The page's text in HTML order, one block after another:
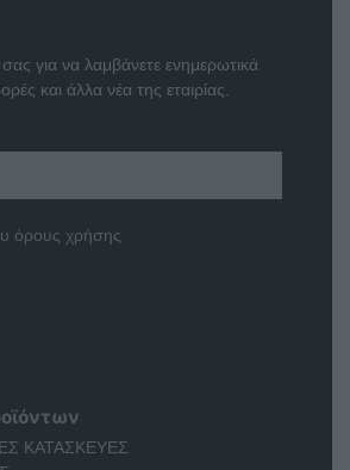
για να λαμβάνετε ενημερωτικά
και άλλα νέα της εταιρίας.
όρους χρήσης
ΚΑΤΑΣΚΕΥΕΣ